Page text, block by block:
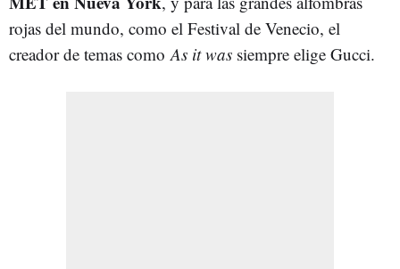
rojas del mundo, como el Festival de Venecio, el
creador de temas comoAs it was siempre elige Gucci.